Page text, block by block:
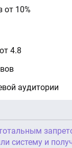
от 10%
4.8
аудитории
систему и